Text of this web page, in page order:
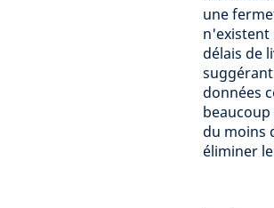
une
n'existent
délais de
données
du moins
éliminer